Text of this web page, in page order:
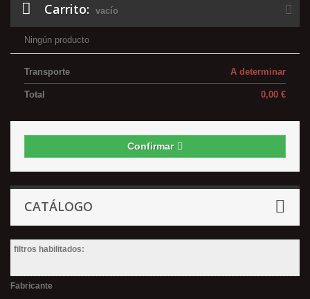
Carrito: vacío
Ningún producto
A determinar
Transporte
0,00 €
Total
Confirmar
CATÁLOGO
filtros habilitados:
Fabricante